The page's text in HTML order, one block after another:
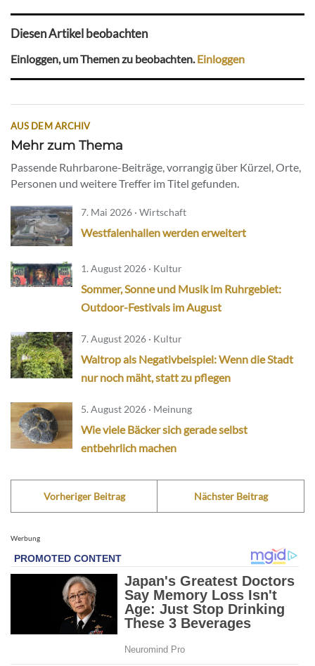
Diesen Artikel beobachten
Einloggen, um Themen zu beobachten.Einloggen
AUS DEM ARCHIV
Mehr zum Thema
Passende Ruhrbarone-Beiträge, vorrangig über Kürzel, Orte,
Personen und weitere Treffer im Titel gefunden.
7. Mai 2026 · Wirtschaft
Westfalenhallen werden erweitert
1. August 2026 · Kultur
Sommer, Sonne und Musik im Ruhrgebiet:
Outdoor-Festivals im August
7. August 2026 · Kultur
Waltrop als Negativbeispiel: Wenn die Stadt
nur noch mäht, statt zu pflegen
5. August 2026 · Meinung
Wie viele Bäcker sich gerade selbst
entbehrlich machen
Vorheriger Beitrag Nächster Beitrag
Werbung